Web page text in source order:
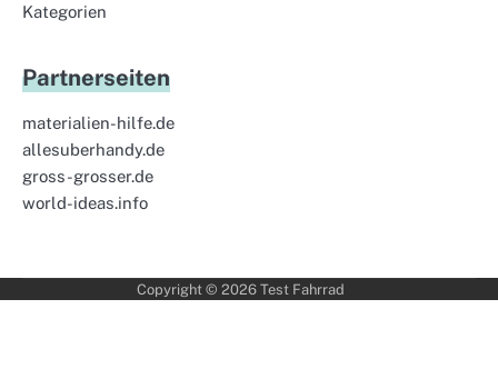
Kategorien
Partnerseiten
materialien-hilfe.de
allesuberhandy.de
gross-grosser.de
world-ideas.info
Copyright © 2026 Test Fahrrad